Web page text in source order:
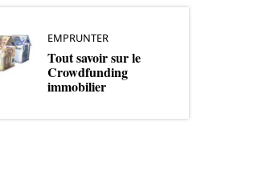
EMPRUNTER
Tout savoir sur le
Crowdfunding
immobilier